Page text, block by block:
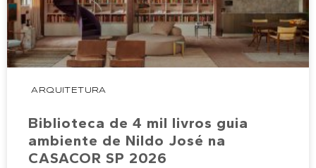
ARQUITETURA
Biblioteca de 4 mil livros guia
ambiente de Nildo José na
CASACOR SP 2026